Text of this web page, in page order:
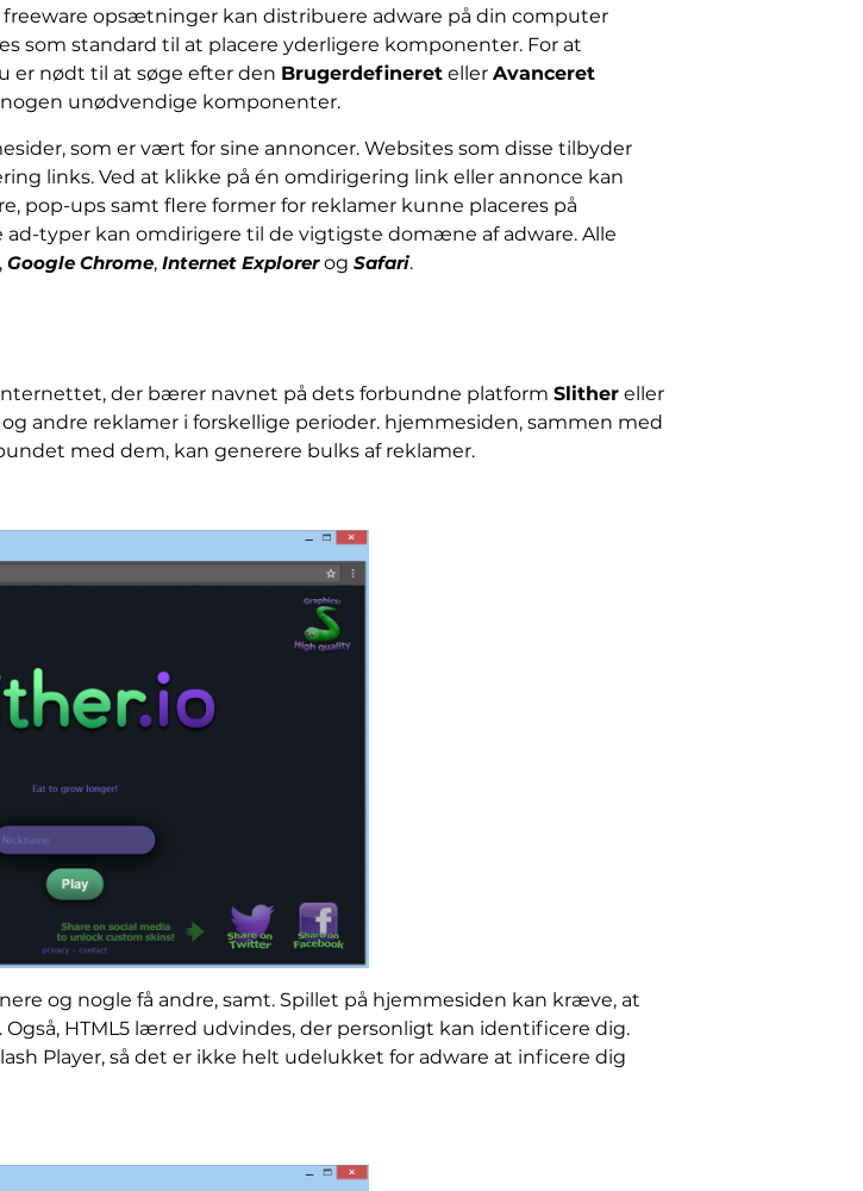
opsætninger kan distribuere adware på din computer
som standard til at placere yderligere komponenter. For at
er nødt til at søge efter den Brugerdefineret eller Avanceret
unødvendige komponenter.
som er vært for sine annoncer. Websites som disse tilbyder
links. Ved at klikke på én omdirigering link eller annonce kan
pop-ups samt flere former for reklamer kunne placeres på
typer kan omdirigere til de vigtigste domæne af adware. Alle
, Google Chrome, Internet Explorerog Safari.
der bærer navnet på dets forbundne platform Slither eller
andre reklamer i forskellige perioder. hjemmesiden, sammen med
med dem, kan generere bulks af reklamer.
og nogle få andre, samt. Spillet på hjemmesiden kan kræve, at
HTML5 lærred udvindes, der personligt kan identificere dig.
Player, så det er ikke helt udelukket for adware at inficere dig